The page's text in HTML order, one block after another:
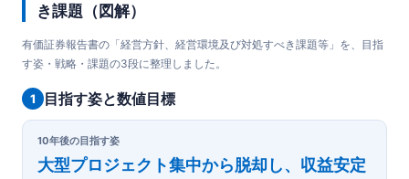
き課題（図解）
有価証券報告書の「経営方針、経営環境及び対処すべき課題等」を、目指
す姿・戦略・課題の3段に整理しました。
1 目指す姿と数値目標
10年後の目指す姿
大型プロジェクト集中から脱却し、収益安定